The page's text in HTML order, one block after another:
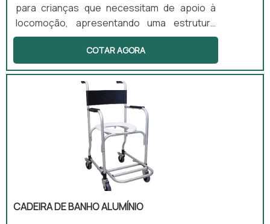
para crianças que necessitam de apoio à
locomoção, apresentando uma estrutura
leve e altura ajustável. Este equipamento é
projetado para estimular o desenvolvimento
motor e a independência das crianças, sendo
especialmente benéfico para aquelas com
paralisia cerebral e atrasos motores. O uso
do andador é indicado em diversos
ambientes, como em casa, na escola e em
clínicas, proporcionando suporte e
segurança durante a locomoção.
COTAR AGORA
CADEIRA DE BANHO ALUMÍNIO